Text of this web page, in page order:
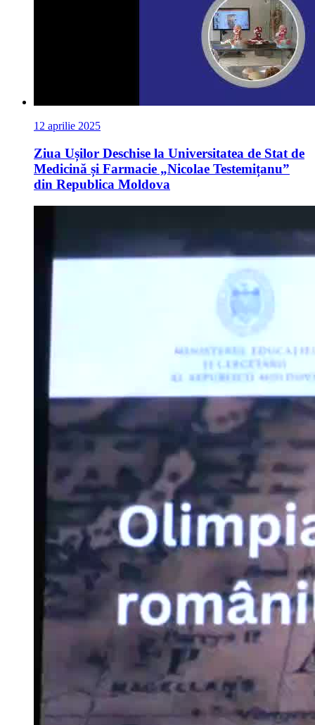
12 aprilie 2025
Ziua Ușilor Deschise la Universitatea de Stat de
Medicină și Farmacie „Nicolae Testemițanu”
din Republica Moldova